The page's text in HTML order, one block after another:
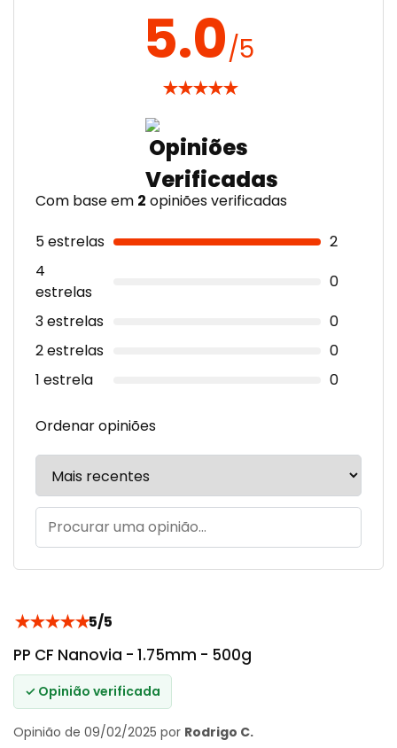
5.0/5
★★★★★
Com base em 2 opiniões verificadas
5 estrelas
2
4
estrelas
0
3 estrelas
0
2 estrelas
0
1 estrela
0
Ordenar opiniões
★★★★★5/5
PP CF Nanovia - 1.75mm - 500g
✓ Opinião verificada
Opinião de 09/02/2025 por Rodrigo C.